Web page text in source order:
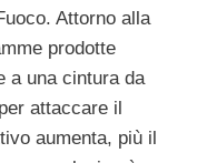
Attorno alla
prodotte
a una cintura da
attaccare il
aumenta, più il